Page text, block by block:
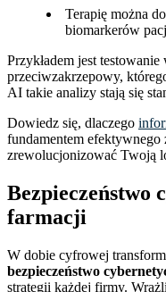
Terapię można
biomarkerów
Przykładem jest
przeciwzakrzepowy,
AI takie analizy stają się
Dowiedz się, dlaczego
fundamentem efektywnego
zrewolucjonizować Twoją
Bezpieczeństwo
farmacji
W dobie cyfrowej
bezpieczeństwo
strategii każdej firmy.